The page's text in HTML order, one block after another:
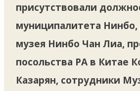
присутствовали
муниципалитета
музея Нинбо Чан Лиа,
посольства РА в Китае
Казарян, сотрудники